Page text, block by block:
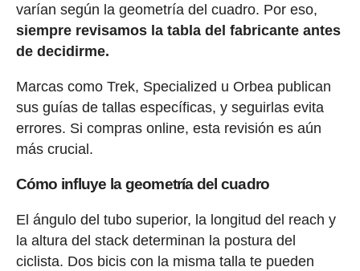
varían según la geometría del cuadro. Por eso,
siempre revisamos la tabla del fabricante antes
de decidirme.
Marcas como Trek, Specialized u Orbea publican
sus guías de tallas específicas, y seguirlas evita
errores. Si compras online, esta revisión es aún
más crucial.
Cómo influye la geometría del cuadro
El ángulo del tubo superior, la longitud del reach y
la altura del stack determinan la postura del
ciclista. Dos bicis con la misma talla te pueden